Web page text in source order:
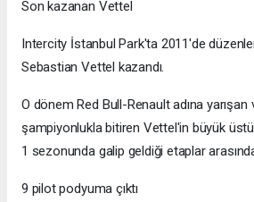
Son kazanan Vettel
Intercity İstanbul Park'ta 2011'de
Sebastian Vettel kazandı.
O dönem Red Bull-Renault adına yarışan
şampiyonlukla bitiren Vettel'in büyük
1 sezonunda galip geldiği etaplar
9 pilot podyuma çıktı